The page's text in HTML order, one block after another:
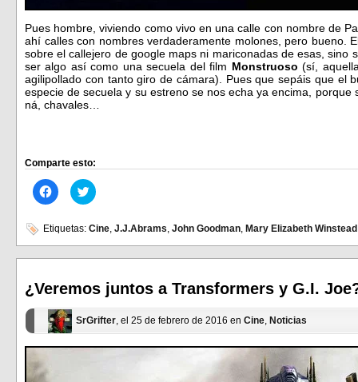
Pues hombre, viviendo como vivo en una calle con nombre de
ahí calles con nombres verdaderamente molones, pero bueno.
sobre el callejero de google maps ni mariconadas de esas, sino
ser algo así como una secuela del film Monstruoso(sí,
agilipollado con tanto giro de cámara). Pues que sepáis que el
especie de secuela y su estreno se nos echa ya encima,
ná, chavales…
Comparte esto:
Haz
clic
en
Facebook
(Se
abre
ventana
nueva)
Haz
clic
en
Twitter
(Se
abre
ventana
nueva)
Etiquetas: Cine, J.J.Abrams, John Goodman, Mary Elizabeth Winstead
¿Veremos juntos a Transformers y G.I.
SrGrifter, el 25 de febrero de 2016 en Cine, Noticias